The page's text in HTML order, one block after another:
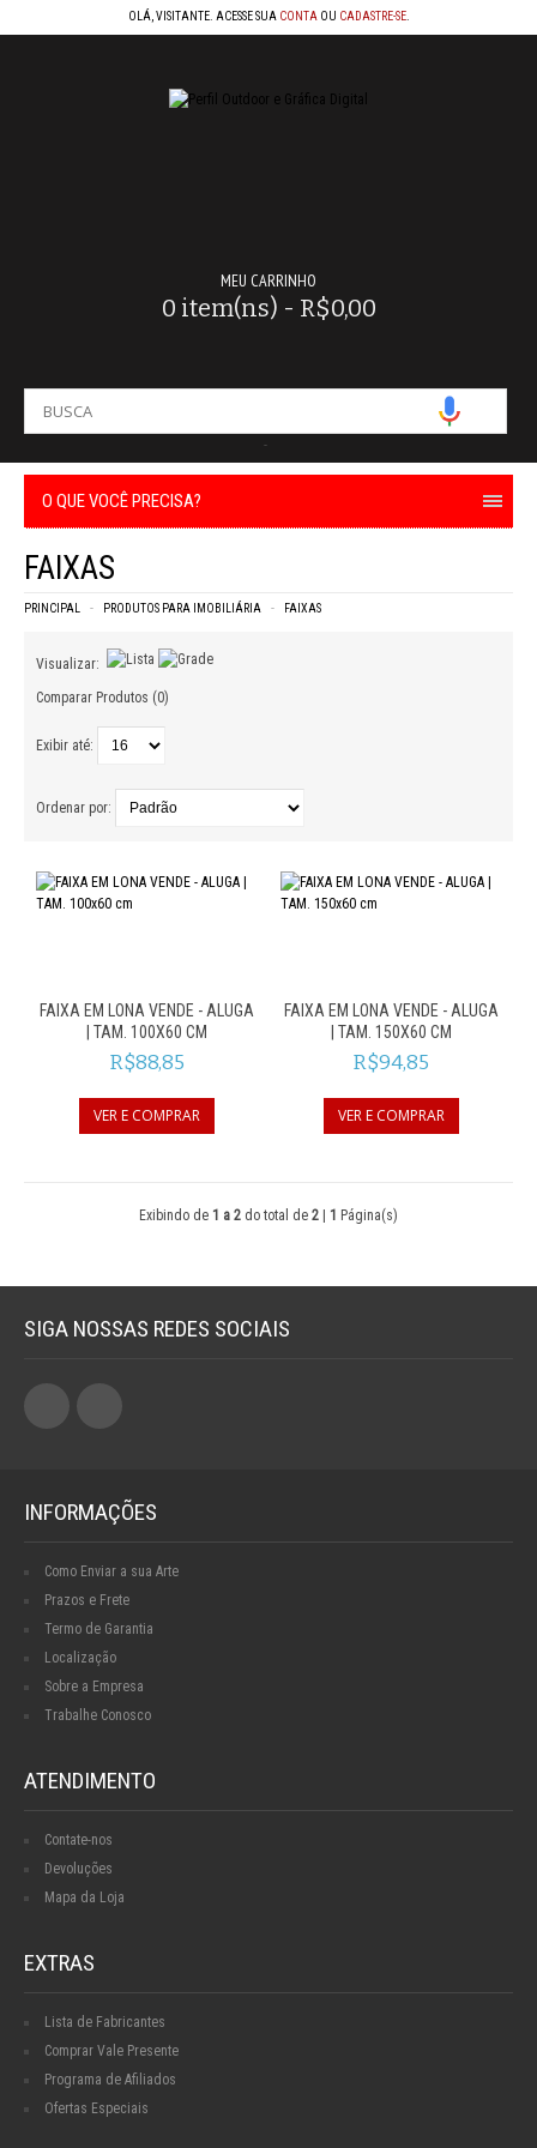
OLÁ, VISITANTE. ACESSE SUA CONTA OU CADASTRE-SE.
MEU CARRINHO
0 item(ns) - R$0,00
-
O QUE VOCÊ PRECISA?
FAIXAS
PRINCIPAL PRODUTOS PARA IMOBILIÁRIA FAIXAS
Visualizar:
Comparar Produtos (0)
Exibir até:
Ordenar por:
FAIXA EM LONA VENDE - ALUGA
| TAM. 100X60 CM
R$88,85
VER E COMPRAR
FAIXA EM LONA VENDE - ALUGA
| TAM. 150X60 CM
R$94,85
VER E COMPRAR
Exibindo de 1 a 2 do total de 2 1 Página(s)
SIGA NOSSAS REDES SOCIAIS
INFORMAÇÕES
Como Enviar a sua Arte
Prazos e Frete
Termo de Garantia
Localização
Sobre a Empresa
Trabalhe Conosco
ATENDIMENTO
Contate-nos
Devoluções
Mapa da Loja
EXTRAS
Lista de Fabricantes
Comprar Vale Presente
Programa de Afiliados
Ofertas Especiais